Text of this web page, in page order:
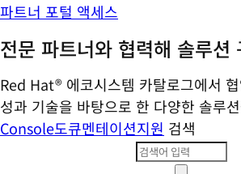
파트너 포털 액세스
전문 파트너와 협력해 솔루션
Red Hat® 에코시스템 카탈로그에서
성과 기술을 바탕으로 한 다양한 솔루
Console도큐멘테이션지원 검색